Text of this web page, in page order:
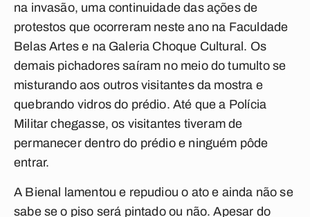
na invasão, uma continuidade das ações de
protestos que ocorreram neste ano na Faculdade
Belas Artes e na Galeria Choque Cultural. Os
demais pichadores saíram no meio do tumulto se
misturando aos outros visitantes da mostra e
quebrando vidros do prédio. Até que a Polícia
Militar chegasse, os visitantes tiveram de
permanecer dentro do prédio e ninguém pôde
entrar.
A Bienal lamentou e repudiou o ato e ainda não se
sabe se o piso será pintado ou não. Apesar do